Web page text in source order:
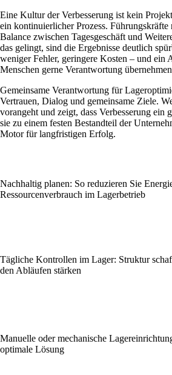
Eine Kultur der Verbesserung ist kein
ein kontinuierlicher Prozess. Führungskräfte
Balance zwischen Tagesgeschäft und
das gelingt, sind die Ergebnisse deutlich
weniger Fehler, geringere Kosten – und ein
Menschen gerne Verantwortung
Gemeinsame Verantwortung für
Vertrauen, Dialog und gemeinsame Ziele.
vorangeht und zeigt, dass Verbesserung ein
sie zu einem festen Bestandteil der
Motor für langfristigen Erfolg.
Nachhaltig planen: So reduzieren Sie
Ressourcenverbrauch im Lagerbetrieb
Tägliche Kontrollen im Lager: Struktur
den Abläufen stärken
Manuelle oder mechanische
optimale Lösung